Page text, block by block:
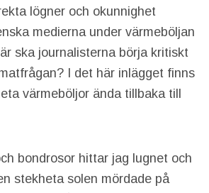
lögner och okunnighet
medierna under värmeböljan
ska journalisterna börja kritiskt
I det här inlägget finns
värmeböljor ända tillbaka till
bondrosor hittar jag lugnet och
stekheta solen mördade på